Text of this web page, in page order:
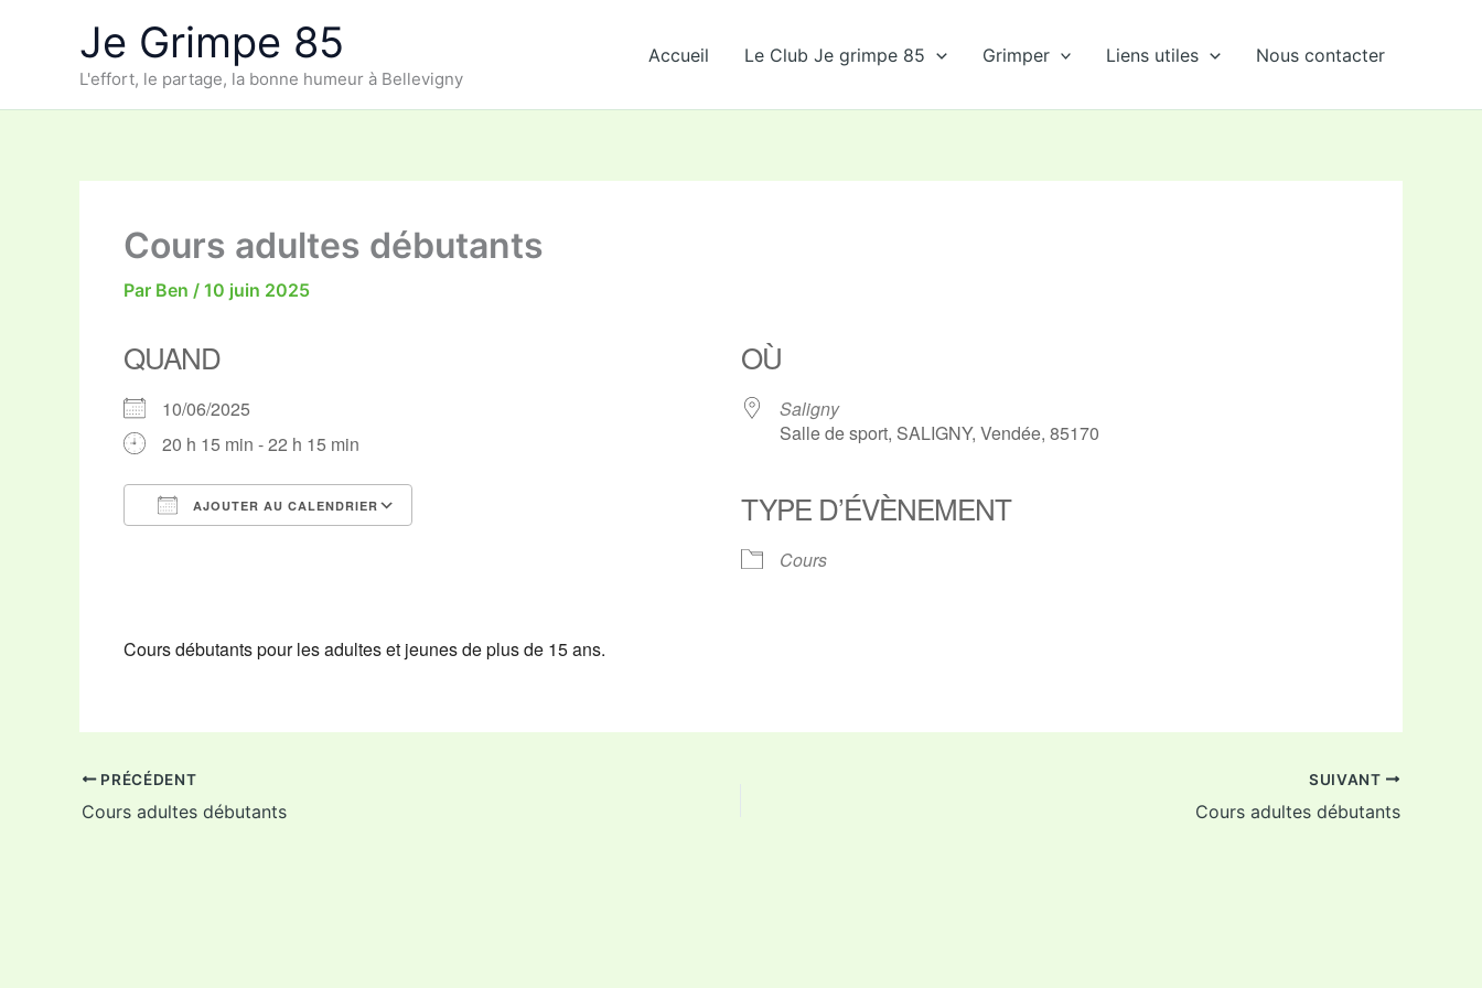
Je Grimpe 85
L'effort, le partage, la bonne humeur à Bellevigny
Accueil Le Club Je grimpe 85 Grimper Liens utiles Nous contacter
Cours adultes débutants
Par Ben / 10 juin 2025
QUAND
10/06/2025
20 h 15 min - 22 h 15 min
AJOUTER AU CALENDRIER
iCalendar
OÙ
Saligny
Salle de sport, SALIGNY, Vendée, 85170
TYPE D’ÉVÈNEMENT
Cours
Cours débutants pour les adultes et jeunes de plus de 15 ans.
PRÉCÉDENT
Cours adultes débutants
SUIVANT
Cours adultes débutants